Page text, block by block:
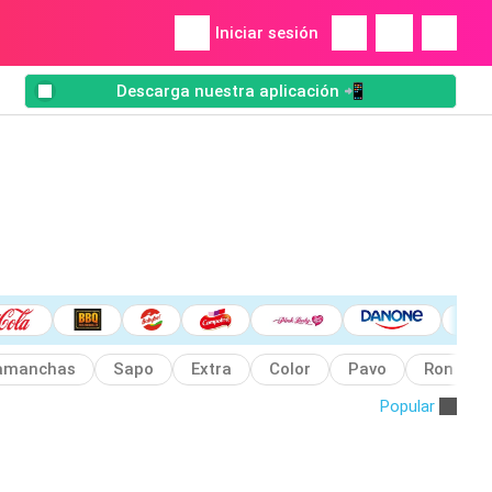
Iniciar sesión
Descarga nuestra aplicación 📲
Sapo Extra Color Pavo Ron
Popular